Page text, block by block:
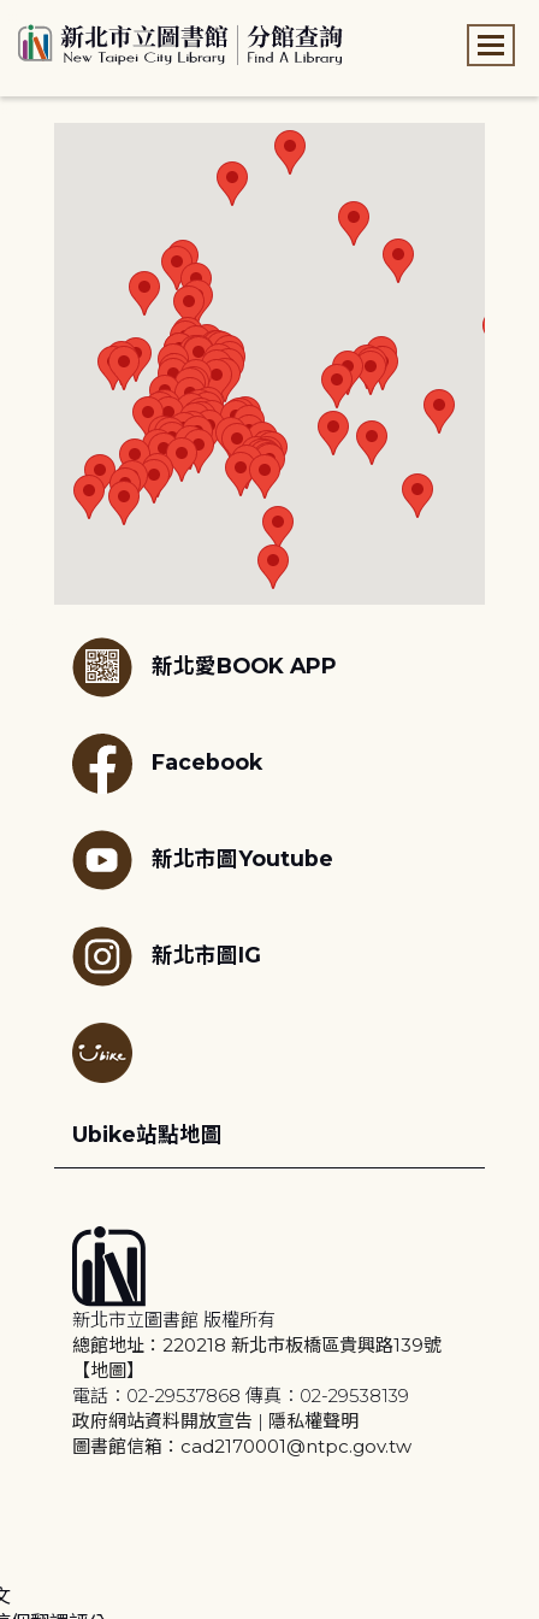
新北愛BOOK APP
Facebook
新北市圖Youtube
新北市圖IG
Ubike站點地圖
新北市立圖書館 版權所有
總館地址：220218 新北市板橋區貴興路139號
【地圖】
電話：02-29537868 傳真：02-29538139
政府網站資料開放宣告 | 隱私權聲明
圖書館信箱：cad2170001@ntpc.gov.tw